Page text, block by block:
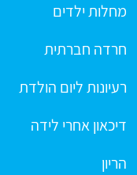
מחלות ילדים
חרדה חברתית
רעיונות ליום הולדת
דיכאון אחרי לידה
הריון